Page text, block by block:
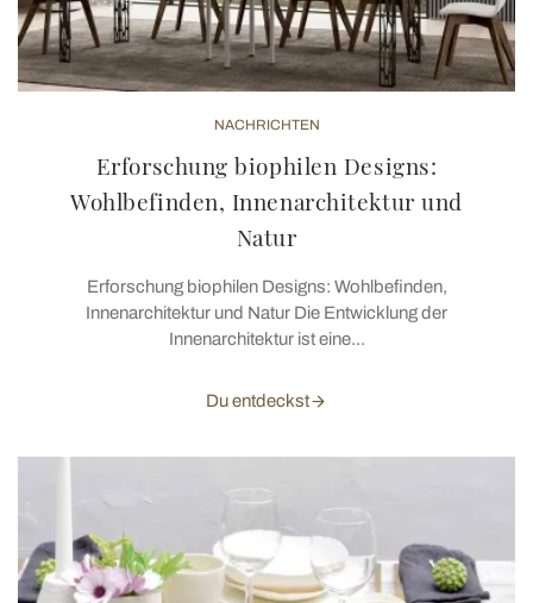
NACHRICHTEN
Erforschung biophilen Designs:
Wohlbefinden, Innenarchitektur und
Natur
Erforschung biophilen Designs: Wohlbefinden,
Innenarchitektur und Natur Die Entwicklung der
Innenarchitektur ist eine...
Du entdeckst